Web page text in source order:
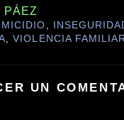
PÁEZ
,
,VIOLENCIA
UN